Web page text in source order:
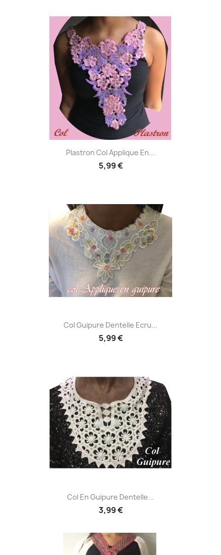
Plastron Col Applique En...
5,99 €
Col Guipure Dentelle Ecru...
5,99 €
Col En Guipure Dentelle...
3,99 €